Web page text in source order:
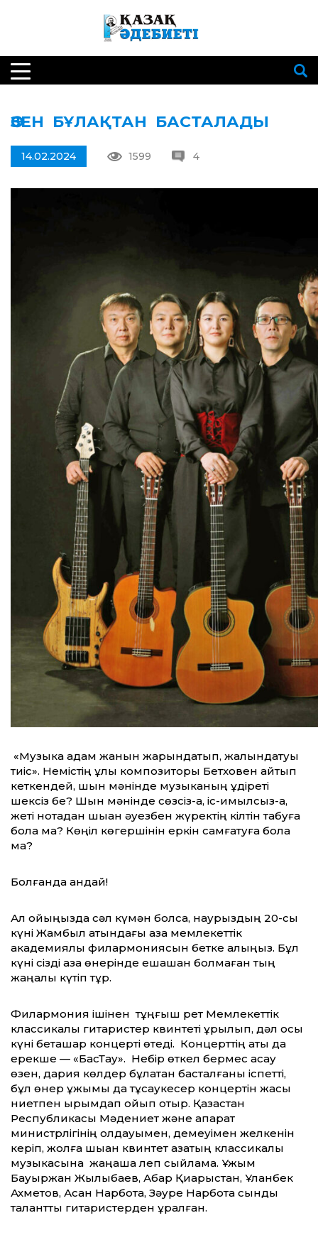
ӨЗЕН БҰЛАҚТАН БАСТАЛАДЫ
14.02.2024 1599 4
«Музыка адам жанын жарқындатып, жалындатуы
тиіс». Немістің ұлы композиторы Бетховен айтып
кеткендей, шын мәнінде музыканың құдіреті
шексіз бе? Шын мәнінде сөзсіз-ақ, іс-қимылсыз-ақ,
жеті нотадан шыққан әуезбен жүректің кілтін табуға
бола ма? Көңіл көгершінін еркін самғатуға бола
ма?
Болғанда қандай!
Ал ойыңызда сәл күмән болса, наурыздың 20-сы
күні Жамбыл атындағы қазақ мемлекеттік
академиялық филармониясын бетке алыңыз. Бұл
күні сізді қазақ өнерінде ешқашан болмаған тың
жаңалық күтіп тұр.
Филармония ішінен тұңғыш рет Мемлекеттік
классикалық гитаристер квинтеті құрылып, дәл осы
күні беташар концерті өтеді. Концерттің аты да
ерекше — «БасТау». Небір өткел бермес асау
өзен, дария көлдер бұлақтан басталғаны іспетті,
бұл өнер ұжымы да тұсаукесер концертін жақсы
ниетпен ырымдап қойып отыр. Қазақстан
Республикасы Мәдениет және ақпарат
министрлігінің қолдауымен, демеуімен желкенін
керіп, жолға шыққан квинтет қазақтың классикалық
музыкасына жаңаша леп сыйламақ. Ұжым
Бауыржан Жылқыбаев, Ақбар Қиарыстан, Ұланбек
Ахметов, Асан Нарбота, Зәуре Нарбота сынды
талантты гитаристерден құралған.